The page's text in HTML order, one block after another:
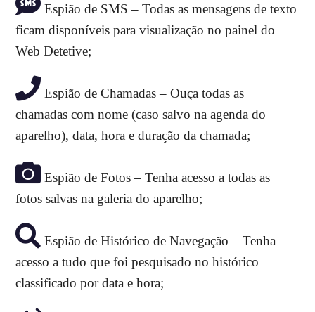
Espião de SMS – Todas as mensagens de texto
ficam disponíveis para visualização no painel do
Web Detetive;
Espião de Chamadas – Ouça todas as
chamadas com nome (caso salvo na agenda do
aparelho), data, hora e duração da chamada;
Espião de Fotos – Tenha acesso a todas as
fotos salvas na galeria do aparelho;
Espião de Histórico de Navegação – Tenha
acesso a tudo que foi pesquisado no histórico
classificado por data e hora;